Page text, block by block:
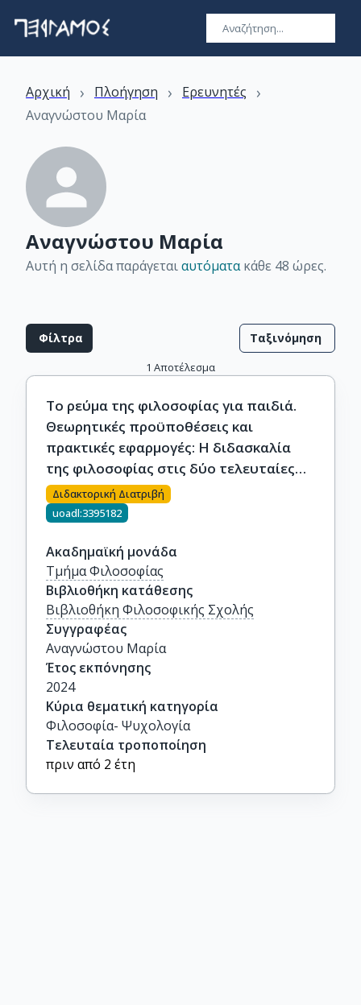
Αρχική › Πλοήγηση › Ερευνητές ›
Αναγνώστου Μαρία
Αναγνώστου Μαρία
Αυτή η σελίδα παράγεταιαυτόματακάθε 48 ώρες.
Φίλτρα Ταξινόμηση
1 Αποτέλεσμα
Το ρεύμα της φιλοσοφίας για παιδιά.
Θεωρητικές προϋποθέσεις και
πρακτικές εφαρμογές: Η διδασκαλία
της φιλοσοφίας στις δύο τελευταίες
τάξεις του Δημοτικού μέσω
διαθεματικών προσεγγίσεων και της
Διδακτορική Διατριβή
uoadl:3395182
Ακαδημαϊκή μονάδα
Τμήμα Φιλοσοφίας
Βιβλιοθήκη κατάθεσης
Βιβλιοθήκη Φιλοσοφικής Σχολής
Συγγραφέας
Αναγνώστου Mαρία
Έτος εκπόνησης
2024
Κύρια θεματική κατηγορία
Φιλοσοφία- Ψυχολογία
Τελευταία τροποποίηση
πριν από 2 έτη